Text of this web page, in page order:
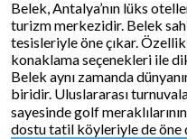
Belek, Antalya’nın lüks
turizm merkezidir. Belek
tesisleriyle öne çıkar.
konaklama seçenekleri ile
Belek aynı zamanda
biridir. Uluslararası
sayesinde golf
dostu tatil köyleriyle de öne